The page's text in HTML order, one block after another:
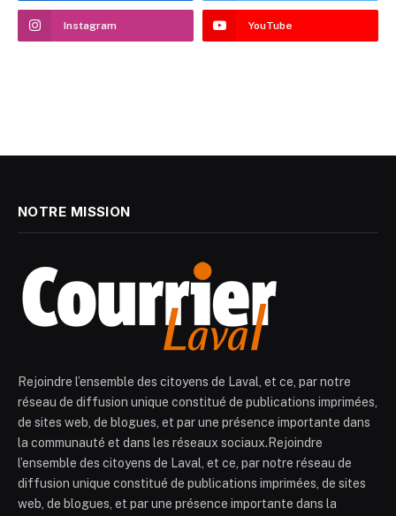
Instagram YouTube
NOTRE MISSION
Rejoindre l’ensemble des citoyens de Laval, et ce, par notre
réseau de diffusion unique constitué de publications imprimées,
de sites web, de blogues, et par une présence importante dans
la communauté et dans les réseaux sociaux.Rejoindre
l’ensemble des citoyens de Laval, et ce, par notre réseau de
diffusion unique constitué de publications imprimées, de sites
web, de blogues, et par une présence importante dans la